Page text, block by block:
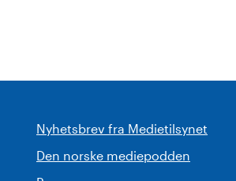
Nyhetsbrev fra Medietilsynet
Den norske mediepodden